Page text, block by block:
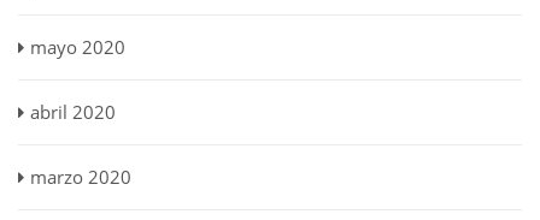
mayo 2020
abril 2020
marzo 2020